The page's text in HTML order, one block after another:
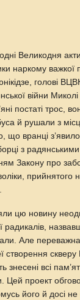
Великодня
наркому важкої
голові
війни
постаті трос,
й рушали з
що вранці
з
Закону про
прийнятого
цю новину
радикалів,
Але переважна
створення скверу
знесені всі
Цей проект
його й досі